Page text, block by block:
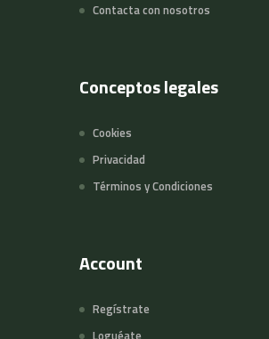
Contacta con nosotros
Conceptos legales
Cookies
Privacidad
Términos y Condiciones
Account
Regístrate
Loguéate